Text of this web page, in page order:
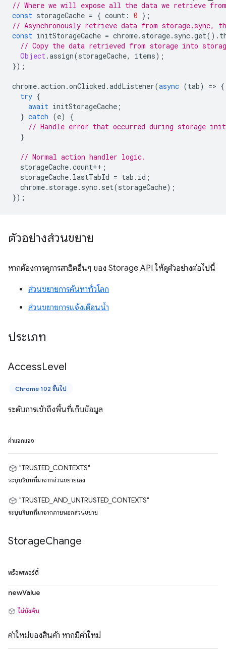
// Where we will expose all the data we retrieve
const storageCache = { count : 0 };
// Asynchronously retrieve data from storage.sync,
const initStorageCache = chrome. storage. sync.get().
// Copy the data retrieved from storage into
Object.assign(storageCache, items);
});
chrome.action .onClicked .addListener(async (tab) => {
try {
await initStorageCache ;
} catch (e)
{
// Handle error that occurred during storage
}
// Normal action handler logic.
storageCache.count++ ;
storageCache. lastTabId = tab . id ;
chrome. storage. sync. set(storageCache);
});
ตัวอย่างส่วนขยาย
หากต้องการดูการสาธิตอื่นๆ ของ Storage API ให้ดูตัวอย่างต่อไปนี้
ส่วนขยายการค้นหาทั่วโลก
ส่วนขยายการแจ้งเตือนน้ำ
ประเภท
AccessLevel
Chrome 102 ขึ้นไป
ระดับการเข้าถึงพื้นที่เก็บข้อมูล
ค่าแจกแจง
"TRUSTED_CONTEXTS"
ระบุบริบทที่มาจากส่วนขยายเอง
"TRUSTED_AND_UNTRUSTED_CONTEXTS"
ระบุบริบทที่มาจากภายนอกส่วนขยาย
StorageChange
พร็อพเพอร์ตี้
newValue
ไม่บังคับ
ค่าใหม่ของสินค้า หากมีค่าใหม่